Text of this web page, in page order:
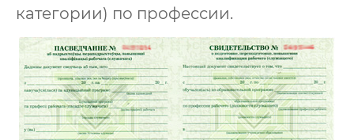
категории) по профессии.